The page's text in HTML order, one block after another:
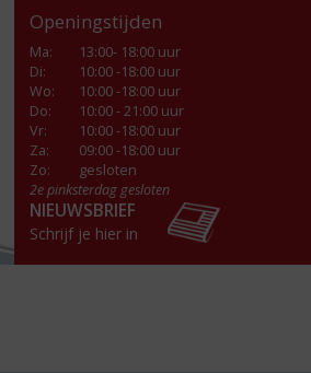
Openingstijden
Ma:
13:00- 18:00 uur
Di:
10:00 -18:00 uur
Wo:
10:00 -18:00 uur
Do:
10:00 - 21:00 uur
Vr:
10:00 -18:00 uur
Za:
09:00 -18:00 uur
Zo:
gesloten
2e pinksterdag gesloten
NIEUWSBRIEF
Schrijf je hier in